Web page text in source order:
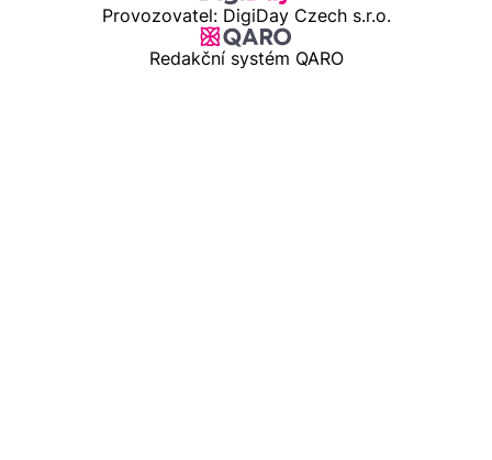
Provozovatel: DigiDay Czech s.r.o.
Redakční systém QARO